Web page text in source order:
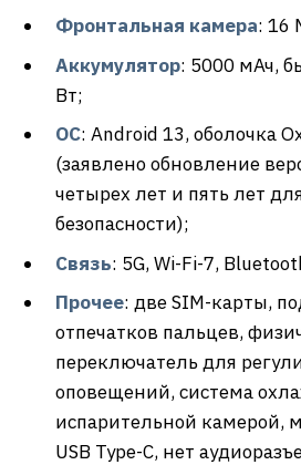
Фронтальная камера: 16
Аккумулятор: 5000 мАч,
Вт;
ОС: Android 13, оболочка
(заявлено обновление
четырех лет и пять лет
безопасности);
Связь: 5G, Wi-Fi-7,
Прочее: две SIM-карты,
отпечатков пальцев,
переключатель для
оповещений, система
испарительной камерой,
USB Type-C, нет